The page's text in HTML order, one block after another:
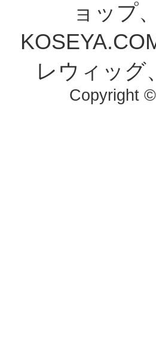
ョップ
レウィッグ
Copyright